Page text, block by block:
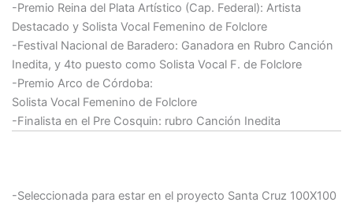
-Premio Reina del Plata Artístico (Cap. Federal): Artista
Destacado y Solista Vocal Femenino de Folclore
-Festival Nacional de Baradero: Ganadora en Rubro Canción
Inedita, y 4to puesto como Solista Vocal F. de Folclore
-Premio Arco de Córdoba:
Solista Vocal Femenino de Folclore
-Finalista en el Pre Cosquin: rubro Canción Inedita
-Seleccionada para estar en el proyecto Santa Cruz 100X100